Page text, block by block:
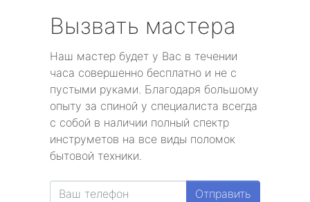
Вызвать мастера
Наш мастер будет у Вас в течении
часа совершенно бесплатно и не с
пустыми руками. Благодаря большому
опыту за спиной у специалиста всегда
с собой в наличии полный спектр
инструметов на все виды поломок
бытовой техники.
Отправить